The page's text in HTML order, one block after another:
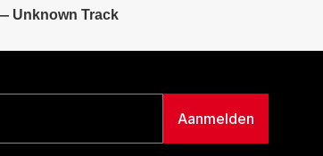
Unknown Track